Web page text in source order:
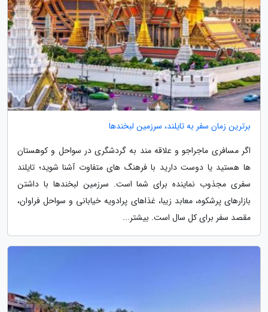
برترین زمان سفر به تایلند، سرزمین لبخندها
اگر مسافری ماجراجو و علاقه مند به گردشگری در سواحل و کوهستان
ها هستید یا دوست دارید با فرهنگ های متفاوت آشنا شوید؛ تایلند
سفری مجذوب نماینده برای شما است. سرزمین لبخندها با داشتن
بازارهای پرشکوه، معابد زیبا، غذاهای پرادویه خیابانی و سواحل فراوان،
مقصد سفر برای کل سال است. بیشتر...